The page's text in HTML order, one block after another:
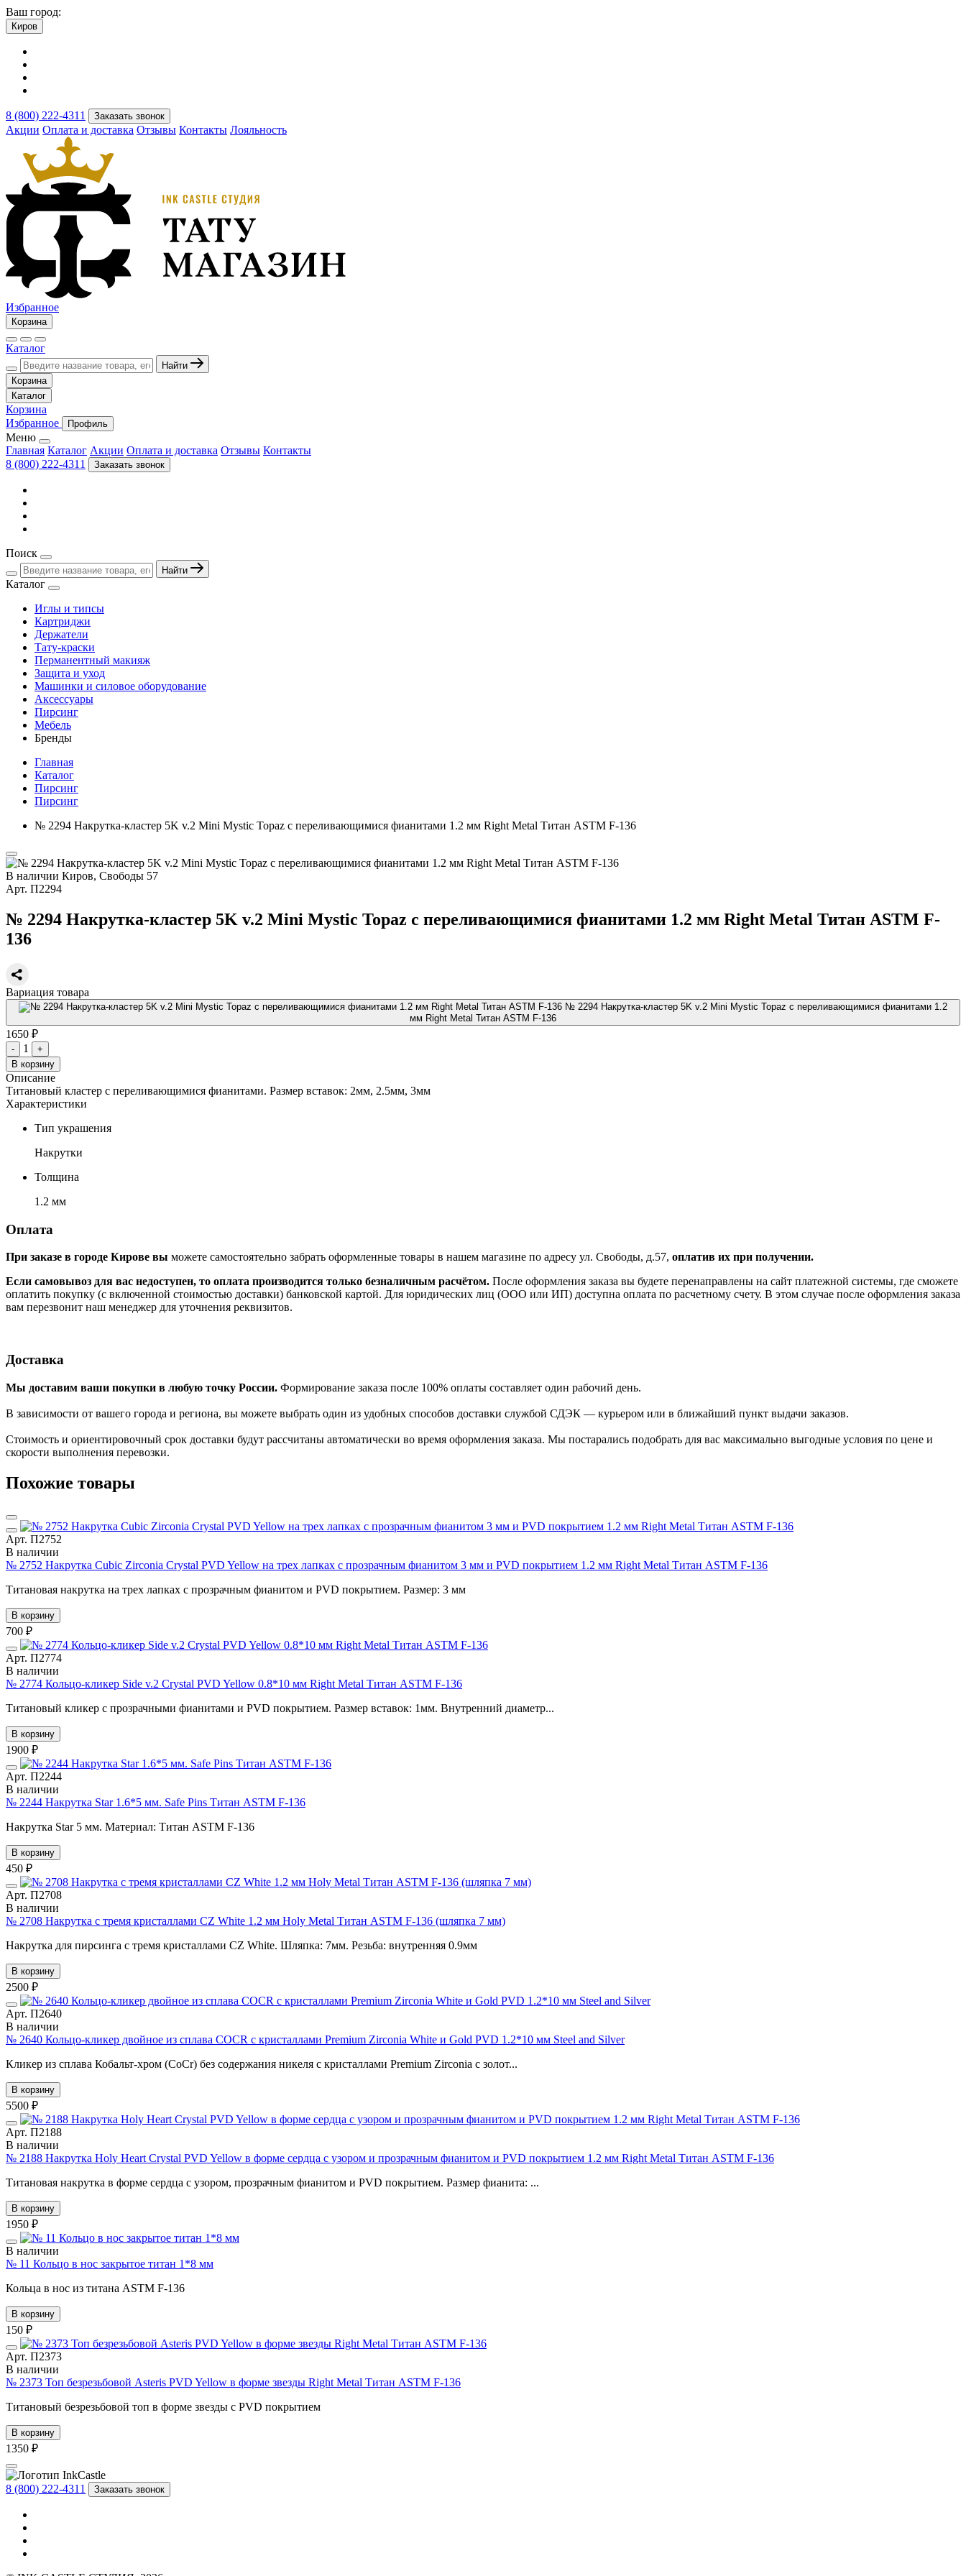
Ваш город:
Киров
8 (800) 222-4311 Заказать звонок
Акции Оплата и доставка Отзывы Контакты Лояльность
Избранное
Корзина
Каталог
Найти
Корзина
Каталог
Корзина
Избранное
Профиль
Меню
Главная Каталог Акции Оплата и доставка Отзывы Контакты
8 (800) 222-4311
Заказать звонок
Поиск
Найти
Каталог
Иглы и типсы
Картриджи
Держатели
Тату-краски
Перманентный макияж
Защита и уход
Машинки и силовое оборудование
Аксессуары
Пирсинг
Мебель
Бренды
Главная
Каталог
Пирсинг
Пирсинг
№ 2294 Накрутка-кластер 5K v.2 Mini Mystic Topaz с переливающимися фианитами 1.2 мм Right Metal Титан ASTM F-136
В наличии Киров, Свободы 57
Арт. П2294
№ 2294 Накрутка-кластер 5K v.2 Mini Mystic Topaz с переливающимися фианитами 1.2 мм Right Metal Титан ASTM F-
136
Вариация товара
№ 2294 Накрутка-кластер 5K v.2 Mini Mystic Topaz с переливающимися фианитами 1.2
мм Right Metal Титан ASTM F-136
1650 ₽
- 1
+
В корзину
Описание
Титановый кластер с переливающимися фианитами. Размер вставок: 2мм, 2.5мм, 3мм
Характеристики
Тип украшения
Накрутки
Толщина
1.2 мм
Оплата
При заказе в городе Кирове вы можете самостоятельно забрать оформленные товары в нашем магазине по адресу ул. Свободы, д.57, оплатив их при получении.
Если самовывоз для вас недоступен, то оплата производится только безналичным расчётом. После оформления заказа вы будете перенаправлены на сайт платежной системы, где сможете
оплатить покупку (с включенной стоимостью доставки) банковской картой. Для юридических лиц (ООО или ИП) доступна оплата по расчетному счету. В этом случае после оформления заказа
вам перезвонит наш менеджер для уточнения реквизитов.
Доставка
Мы доставим ваши покупки в любую точку России. Формирование заказа после 100% оплаты составляет один рабочий день.
В зависимости от вашего города и региона, вы можете выбрать один из удобных способов доставки службой СДЭК — курьером или в ближайший пункт выдачи заказов.
Стоимость и ориентировочный срок доставки будут рассчитаны автоматически во время оформления заказа. Мы постарались подобрать для вас максимально выгодные условия по цене и
скорости выполнения перевозки.
Похожие товары
Арт. П2752
В наличии
№ 2752 Накрутка Cubic Zirconia Crystal PVD Yellow на трех лапках с прозрачным фианитом 3 мм и PVD покрытием 1.2 мм Right Metal Титан ASTM F-136
Титановая накрутка на трех лапках с прозрачным фианитом и PVD покрытием. Размер: 3 мм
В корзину
700 ₽
Арт. П2774
В наличии
№ 2774 Кольцо-кликер Side v.2 Crystal PVD Yellow 0.8*10 мм Right Metal Титан ASTM F-136
Титановый кликер с прозрачными фианитами и PVD покрытием. Размер вставок: 1мм. Внутренний диаметр...
В корзину
1900 ₽
Арт. П2244
В наличии
№ 2244 Накрутка Star 1.6*5 мм. Safe Pins Титан ASTM F-136
Накрутка Star 5 мм. Материал: Титан ASTM F-136
В корзину
450 ₽
Арт. П2708
В наличии
№ 2708 Накрутка с тремя кристаллами CZ White 1.2 мм Holy Metal Титан ASTM F-136 (шляпка 7 мм)
Накрутка для пирсинга с тремя кристаллами CZ White. Шляпка: 7мм. Резьба: внутренняя 0.9мм
В корзину
2500 ₽
Арт. П2640
В наличии
№ 2640 Кольцо-кликер двойное из сплава COCR с кристаллами Premium Zirconia White и Gold PVD 1.2*10 мм Steel and Silver
Кликер из сплава Кобальт-хром (CoCr) без содержания никеля с кристаллами Premium Zirconia с золот...
В корзину
5500 ₽
Арт. П2188
В наличии
№ 2188 Накрутка Holy Heart Crystal PVD Yellow в форме сердца с узором и прозрачным фианитом и PVD покрытием 1.2 мм Right Metal Титан ASTM F-136
Титановая накрутка в форме сердца с узором, прозрачным фианитом и PVD покрытием. Размер фианита: ...
В корзину
1950 ₽
В наличии
№ 11 Кольцо в нос закрытое титан 1*8 мм
Кольца в нос из титана ASTM F-136
В корзину
150 ₽
Арт. П2373
В наличии
№ 2373 Топ безрезьбовой Asteris PVD Yellow в форме звезды Right Metal Титан ASTM F-136
Титановый безрезьбовой топ в форме звезды с PVD покрытием
В корзину
1350 ₽
8 (800) 222-4311 Заказать звонок